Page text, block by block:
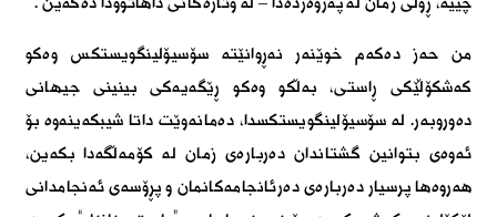
من حەز دەکەم خوێنەر نەڕوانێتە سۆسیۆلینگویستکس وەکو
کەشکۆڵێکی ڕاستی، بەڵکو وەکو ڕێگەیەکی بینینی جیهانی
دەوروبەر. لە سۆسیۆلینگویستکسدا، دەمانەوێت داتا شیبکەینەوە بۆ
ئەوەی بتوانین گشتاندان دەربارەی زمان لە کۆمەڵگەدا بکەین،
هەروەها پرسیار دەربارەی دەرئانجامەکانمان و پڕۆسەی ئەنجامدانی